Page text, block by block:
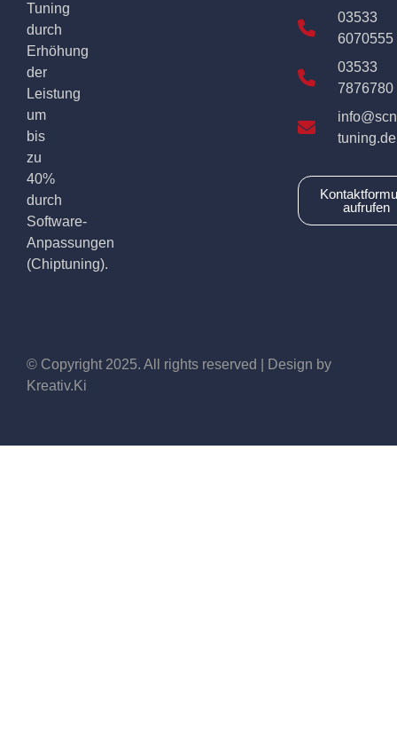
Tuning
durch
Erhöhung
der
Leistung
um
bis
zu
40%
durch
Software-
Anpassungen
(Chiptuning).
03533
6070555
03533
7876780
tuning.de
aufrufen
© Copyright 2025. All rights reserved | Design by
Kreativ.Ki